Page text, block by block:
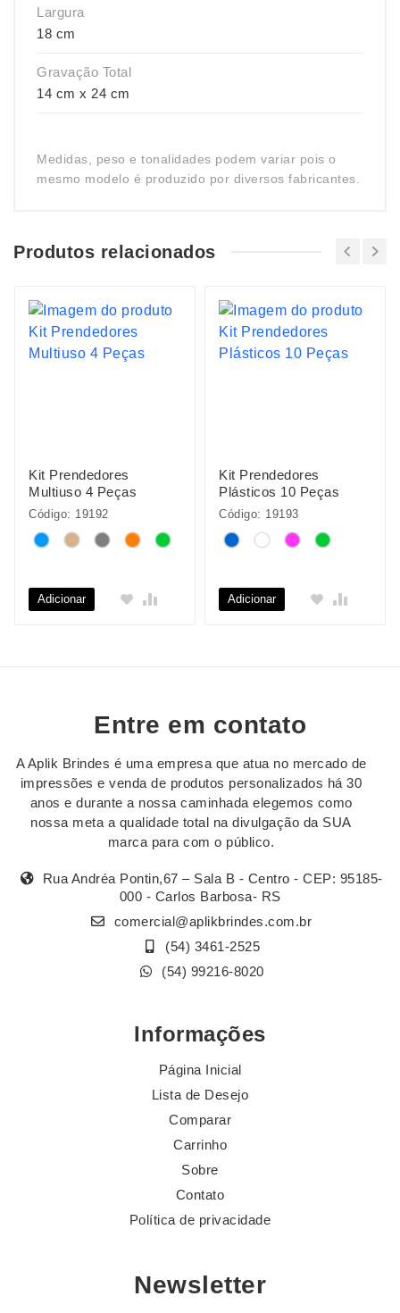
Largura
18 cm
Gravação Total
14 cm x 24 cm
Medidas, peso e tonalidades podem variar pois o
mesmo modelo é produzido por diversos fabricantes.
Produtos relacionados
Kit Prendedores
Multiuso 4 Peças
Código: 19192
Adicionar
Kit Prendedores
Plásticos 10 Peças
Código: 19193
Adicionar
Entre em contato
A Aplik Brindes é uma empresa que atua no mercado de
impressões e venda de produtos personalizados há 30
anos e durante a nossa caminhada elegemos como
nossa meta a qualidade total na divulgação da SUA
marca para com o público.
Rua Andréa Pontin,67 – Sala B - Centro - CEP: 95185-
000 - Carlos Barbosa- RS
comercial@aplikbrindes.com.br
(54) 3461-2525
(54) 99216-8020
Informações
Página Inicial
Lista de Desejo
Comparar
Carrinho
Sobre
Contato
Política de privacidade
Newsletter